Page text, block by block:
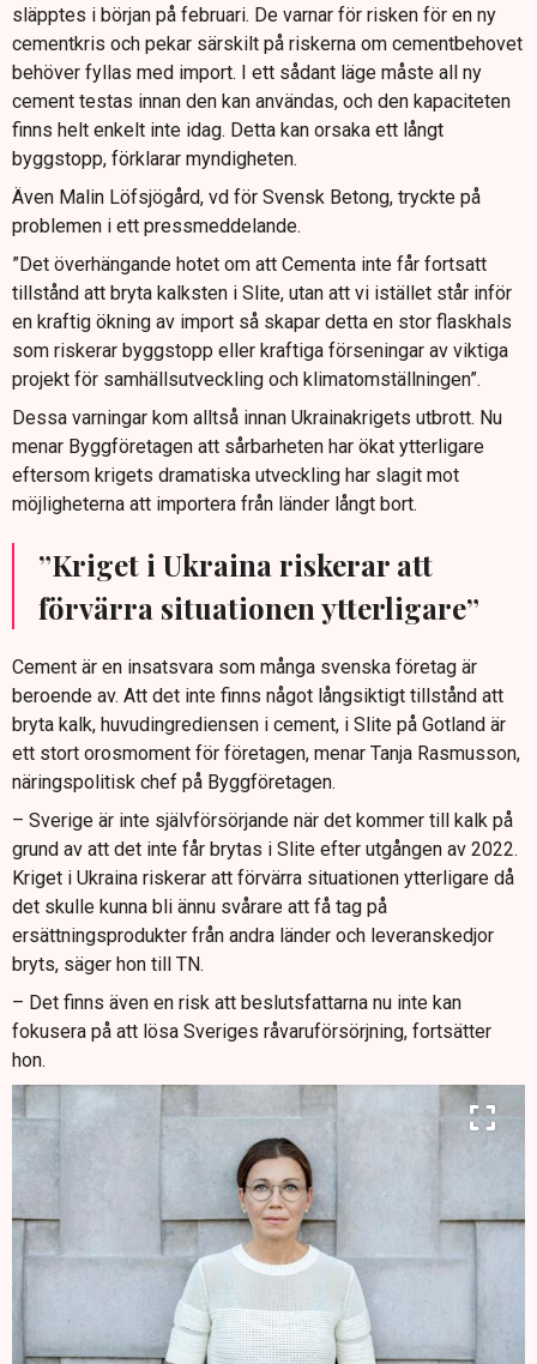
släpptes i början på februari. De varnar för risken för en ny
cementkris och pekar särskilt på riskerna om cementbehovet
behöver fyllas med import. I ett sådant läge måste all ny
cement testas innan den kan användas, och den kapaciteten
finns helt enkelt inte idag. Detta kan orsaka ett långt
byggstopp, förklarar myndigheten.
Även Malin Löfsjögård, vd för Svensk Betong, tryckte på
problemen i ett pressmeddelande.
”Det överhängande hotet om att Cementa inte får fortsatt
tillstånd att bryta kalksten i Slite, utan att vi istället står inför
en kraftig ökning av import så skapar detta en stor flaskhals
som riskerar byggstopp eller kraftiga förseningar av viktiga
projekt för samhällsutveckling och klimatomställningen”.
Dessa varningar kom alltså innan Ukrainakrigets utbrott. Nu
menar Byggföretagen att sårbarheten har ökat ytterligare
eftersom krigets dramatiska utveckling har slagit mot
möjligheterna att importera från länder långt bort.
”Kriget i Ukraina riskerar att
förvärra situationen ytterligare”
Cement är en insatsvara som många svenska företag är
beroende av. Att det inte finns något långsiktigt tillstånd att
bryta kalk, huvudingrediensen i cement, i Slite på Gotland är
ett stort orosmoment för företagen, menar Tanja Rasmusson,
näringspolitisk chef på Byggföretagen.
– Sverige är inte självförsörjande när det kommer till kalk på
grund av att det inte får brytas i Slite efter utgången av 2022.
Kriget i Ukraina riskerar att förvärra situationen ytterligare då
det skulle kunna bli ännu svårare att få tag på
ersättningsprodukter från andra länder och leveranskedjor
bryts, säger hon till TN.
– Det finns även en risk att beslutsfattarna nu inte kan
fokusera på att lösa Sveriges råvaruförsörjning, fortsätter
hon.